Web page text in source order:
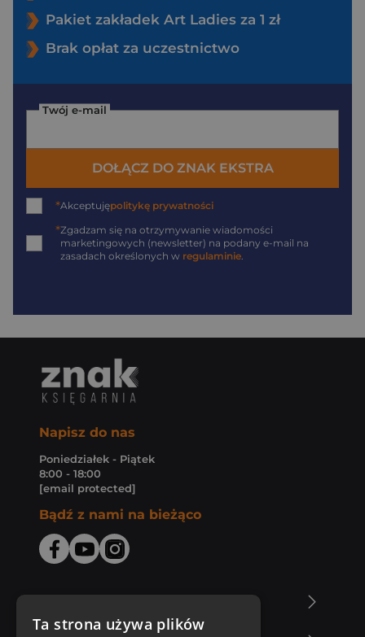
Pakiet zakładek Art Ladies za 1 zł
Brak opłat za uczestnictwo
Twój e-mail
DOŁĄCZ DO ZNAK EKSTRA
*Akceptujępolitykę prywatności
*Zgadzam się na otrzymywanie wiadomości
marketingowych (newsletter) na podany e-mail na
zasadach określonych w regulaminie
Napisz do nas
Poniedziałek - Piątek
8:00 - 18:00
[email protected]
Bądź z nami na bieżąco
Ta strona używa plików